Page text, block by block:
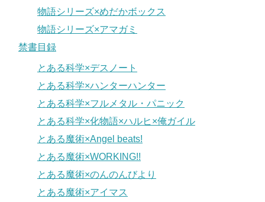
物語シリーズ×めだかボックス
物語シリーズ×アマガミ
禁書目録
とある科学×デスノート
とある科学×ハンターハンター
とある科学×フルメタル・パニック
とある科学×化物語×ハルヒ×俺ガイル
とある魔術×Angel beats!
とある魔術×WORKING!!
とある魔術×のんのんびより
とある魔術×アイマス